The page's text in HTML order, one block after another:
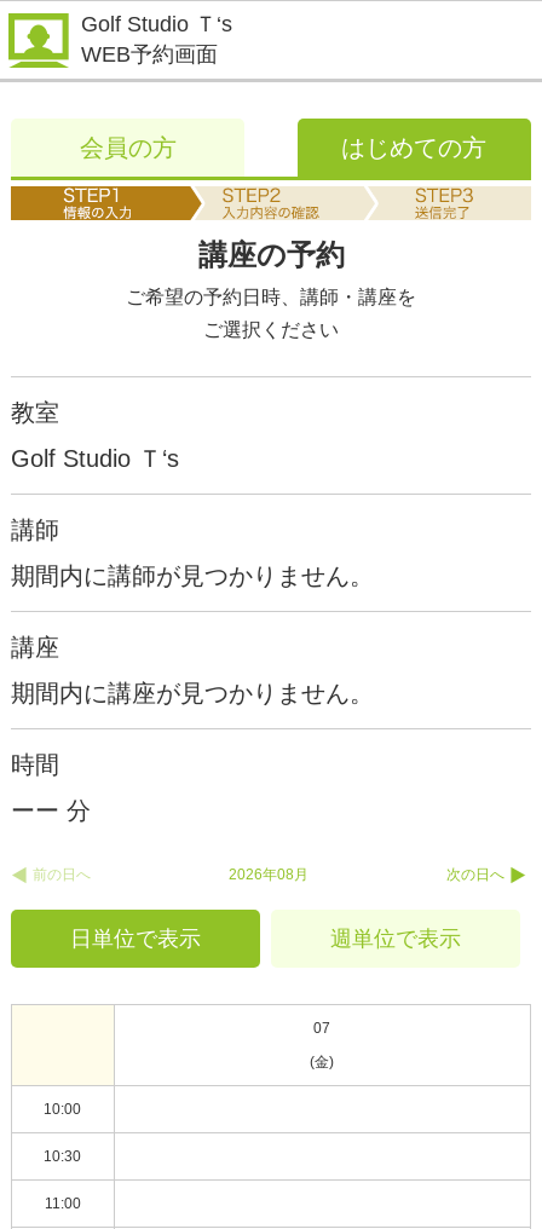
Golf Studio Ｔ‘s
WEB予約画面
会員の方 はじめての方
講座の予約
ご希望の予約日時、講師・講座を
ご選択ください
教室
Golf Studio Ｔ‘s
講師
期間内に講師が見つかりません。
講座
期間内に講座が見つかりません。
時間
ーー 分
前の日へ 2026年08月 次の日へ
週単位で表示
日単位で表示
07
(金)
10:00
10:30
11:00